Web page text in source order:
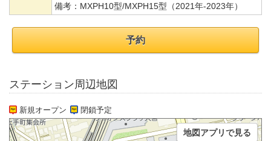
備考： MXPH10型/MXPH15型（2021年-2023年）
予約
ステーション周辺地図
新規オープン 閉鎖予定
地図アプリで見る